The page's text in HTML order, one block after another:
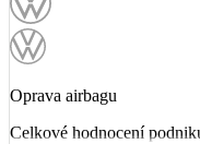
Oprava airbagu
Celkové hodnocení